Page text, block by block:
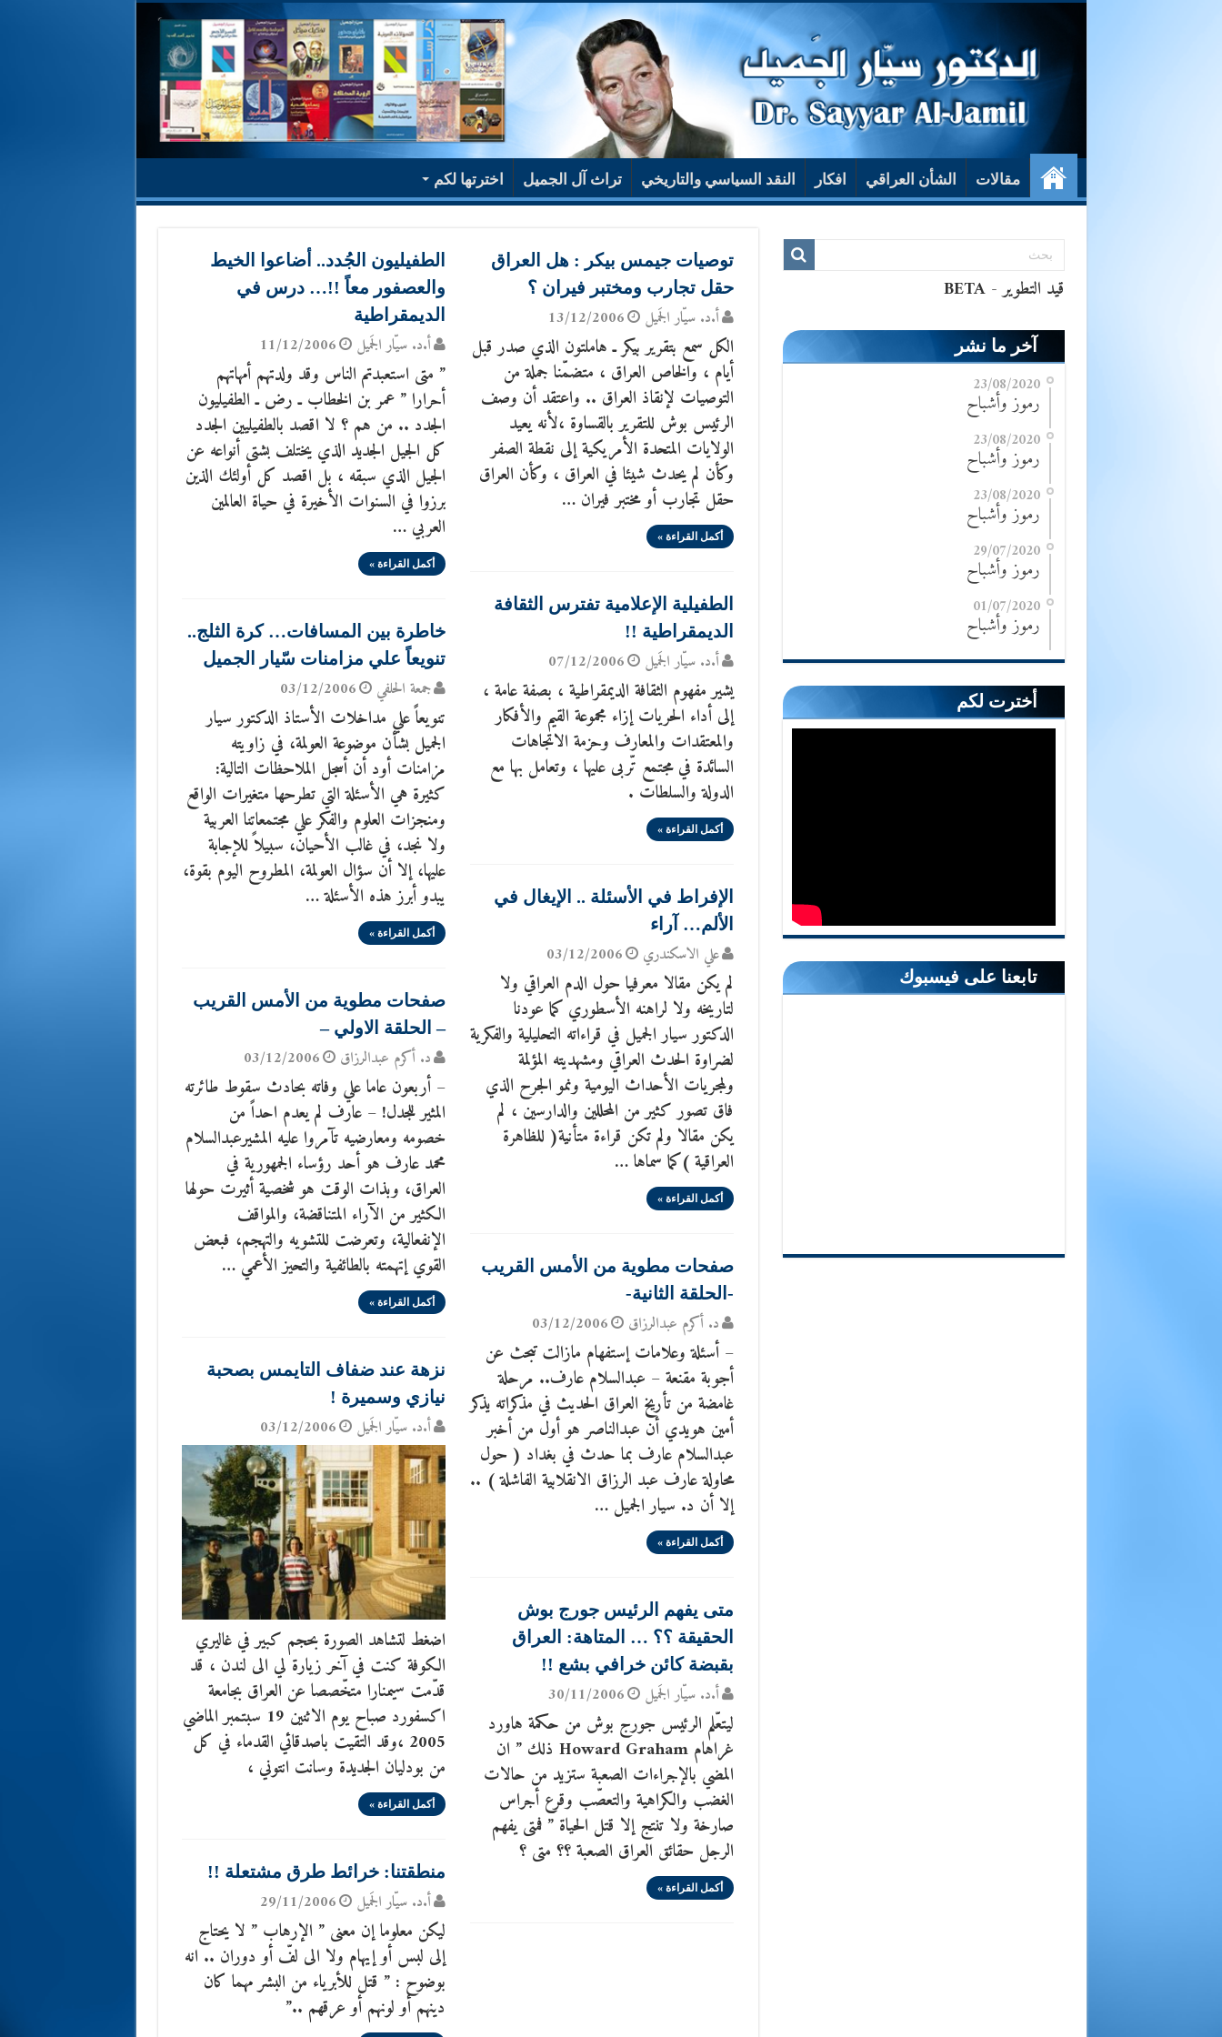
مقالات الشأن العراقي افكار النقد السياسي والتاريخي تراث آل الجميل اخترتها لكم
توصيات جيمس بيكر : هل العراق
حقل تجارب ومختبر فيران ؟
أ.د. سيّار الجَميل 13/12/2006
الكل سمع بتقرير بيكر ـ هاملتون الذي صدر قبل
أيام ، والخاص العراق ، متضمّنا جملة من
التوصيات لإنقاذ العراق .. واعتقد أن وصف
الرئيس بوش للتقرير بالقساوة ،لأنه يعيد
الولايات المتحدة الأمريكية إلى نقطة الصفر
وكأن لم يحدث شيئا في العراق ، وكأن العراق
حقل تجارب أو مختبر فيران …
أكمل القراءة »
الطفيليون الجُدد.. أضاعوا الخيط
والعصفور معاً !!… درس في
الديمقراطية
أ.د. سيّار الجَميل 11/12/2006
” متى استعبدتم الناس وقد ولدتهم أمهاتهم
أحرارا ” عمر بن الخطاب ـ رض ـ الطفيليون
الجدد .. من هم ؟ لا اقصد بالطفيليين الجدد
كل الجيل الجديد الذي يختلف بشتى أنواعه عن
الجيل الذي سبقه ، بل اقصد كل أولئك الذين
برزوا في السنوات الأخيرة في حياة العالمين
العربي …
أكمل القراءة »
الطفيلية الإعلامية تفترس الثقافة
الديمقراطية !!
أ.د. سيّار الجَميل 07/12/2006
يشير مفهوم الثقافة الديمقراطية ، بصفة عامة ،
إلى أداء الحريات إزاء مجموعة القيم والأفكار
والمعتقدات والمعارف وحزمة الاتجاهات
السائدة في مجتمع تّربى عليها ، وتعامل بها مع
الدولة والسلطات .
أكمل القراءة »
خاطرة بين المسافات… كرة الثلج..
تنويعاً علي مزامنات سّيار الجميل
جمعة الحلفي 03/12/2006
تنويعاً علي مداخلات الأستاذ الدكتور سيار
الجميل بشأن موضوعة العولمة، في زاويته
مزامنات أود أن أسجل الملاحظات التالية:
كثيرة هي الأسئلة التي تطرحها متغيرات الواقع
ومنجزات العلوم والفكر علي مجتمعاتنا العربية
ولا نجد، في غالب الأحيان، سبيلاً للإجابة
عليها، إلا أن سؤال العولمة، المطروح اليوم بقوة،
يبدو أبرز هذه الأسئلة …
أكمل القراءة »
الإفراط في الأسئلة .. الإيغال في
الألم… آراء
علي الاسكندري 03/12/2006
لم يكن مقالا معرفيا حول الدم العراقي ولا
لتاريخه ولا لراهنه الأسطوري كما عودنا
الدكتور سيار الجميل في قراءاته التحليلية والفكرية
لضراوة الحدث العراقي ومشهديته المؤلمة
ولمجريات الأحداث اليومية ونمو الجرح الذي
فاق تصور كثير من المحللين والدارسين ، لم
يكن مقالا ولم تكن قراءة متأنية( للظاهرة
العراقية )كما سماها …
أكمل القراءة »
صفحات مطوية من الأمس القريب
– الحلقة الاولي –
د. أكرم عبدالرزاق 03/12/2006
– أربعون عاما علي وفاته بحادث سقوط طائرته
المثير للجدل! – عارف لم يعدم احداً من
خصومه ومعارضيه تآمروا عليه المشيرعبدالسلام
محمد عارف هو أحد رؤساء الجمهورية في
العراق، وبذات الوقت هو شخصية أثيرت حولها
الكثير من الآراء المتناقضة، والمواقف
الإنفعالية، وتعرضت للتشويه والتهجم، فبعض
القوي إتهمته بالطائفية والتحيز الأعمي …
أكمل القراءة »
صفحات مطوية من الأمس القريب
-الحلقة الثانية-
د. أكرم عبدالرزاق 03/12/2006
– أسئلة وعلامات إستفهام مازالت تبحث عن
أجوبة مقنعة – عبدالسلام عارف.. مرحلة
غامضة من تأريخ العراق الحديث في مذكراته يذكر
أمين هويدي أن عبدالناصر هو أول من أخبر
عبدالسلام عارف بما حدث في بغداد ( حول
محاولة عارف عبد الرزاق الانقلابية الفاشلة ) ..
إلا أن د. سيار الجميل …
أكمل القراءة »
نزهة عند ضفاف التايمس بصحبة
نيازي وسميرة !
أ.د. سيّار الجَميل 03/12/2006
اضغط لتشاهد الصورة بحجم كبير في غاليري
الكوفة كنت في آخر زيارة لي الى لندن ، قد
قدّمت سيمنارا متخّصصا عن العراق بجامعة
اكسفورد صباح يوم الاثنين 19 سبتمبر الماضي
2005 ،وقد التقيت باصدقائي القدماء في كل
من بودليان الجديدة وسانت انتوني ،
أكمل القراءة »
متى يفهم الرئيس جورج بوش
الحقيقة ؟؟ … المتاهة: العراق
بقبضة كائن خرافي بشع !!
أ.د. سيّار الجَميل 30/11/2006
ليتعّلم الرئيس جورج بوش من حكمة هاورد
غراهام Howard Graham ذلك ” ان
المضي بالإجراءات الصعبة ستزيد من حالات
الغضب والكراهية والتعصّب وقرع أجراس
صارخة ولا تنتج إلا قتل الحياة ” فمتى يفهم
الرجل حقائق العراق الصعبة ؟؟ متى ؟
أكمل القراءة »
منطقتنا: خرائط طرق مشتعلة !!
أ.د. سيّار الجَميل 29/11/2006
ليكن معلوما إن معنى ” الإرهاب ” لا يحتاج
إلى لبس أو إيهام ولا الى لفّ أو دوران .. انه
بوضوح : ” قتل للأبرياء من البشر مهما كان
دينهم أو لونهم أو عرقهم ..”
آخر ما نشر
23/08/2020
رموز وأشباح
23/08/2020
رموز وأشباح
23/08/2020
رموز وأشباح
29/07/2020
رموز وأشباح
01/07/2020
رموز وأشباح
أخترت لكم
تابعنا على فيسبوك